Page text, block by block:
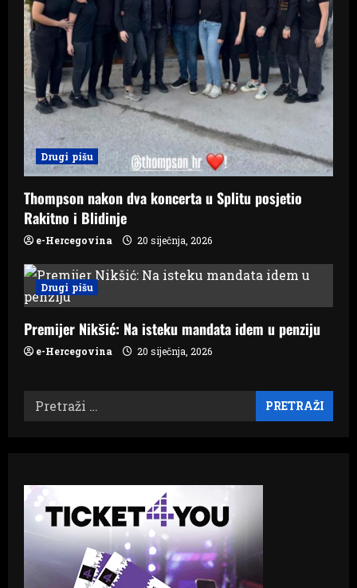
Drugi pišu
Thompson nakon dva koncerta u Splitu posjetio
Rakitno i Blidinje
e-Hercegovina 20 siječnja, 2026
Drugi pišu
Premijer Nikšić: Na isteku mandata idem u penziju
e-Hercegovina 20 siječnja, 2026
Pretraži: